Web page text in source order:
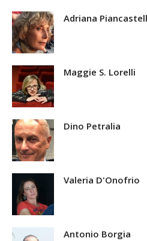
Adriana
Maggie S. Lorelli
Dino Petralia
Valeria D'Onofrio
Antonio Borgia